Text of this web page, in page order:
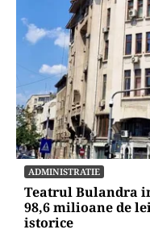
ECONOMIE
Cel mai scump
muta